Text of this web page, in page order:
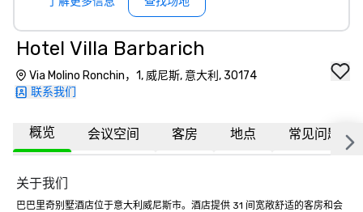
Hotel Villa Barbarich
Via Molino Ronchin，1, 威尼斯, 意大利, 30174
联系我们
概览 会议空间 客房 地点 常见问题
关于我们
巴巴里奇别墅酒店位于意大利威尼斯市。酒店提供 31 间宽敞舒适的客房和会